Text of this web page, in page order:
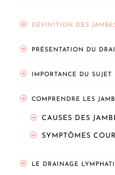
DÉFINITION DES
PRÉSENTATION DU
IMPORTANCE DU
COMPRENDRE LES
CAUSES DES
SYMPTÔMES
LE DRAINAGE